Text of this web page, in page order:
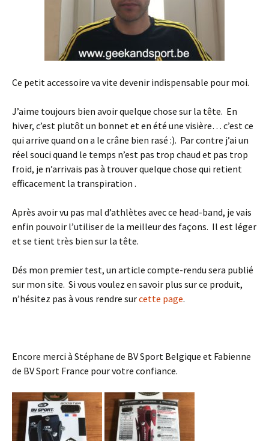
Ce petit accessoire va vite devenir indispensable pour moi.
J’aime toujours bien avoir quelque chose sur la tête. En
hiver, c’est plutôt un bonnet et en été une visière… c’est ce
qui arrive quand on a le crâne bien rasé :). Par contre j’ai un
réel souci quand le temps n’est pas trop chaud et pas trop
froid, je n’arrivais pas à trouver quelque chose qui retient
efficacement la transpiration .
Après avoir vu pas mal d’athlètes avec ce head-band, je vais
enfin pouvoir l’utiliser de la meilleur des façons. Il est léger
et se tient très bien sur la tête.
Dés mon premier test, un article compte-rendu sera publié
sur mon site. Si vous voulez en savoir plus sur ce produit,
n’hésitez pas à vous rendre surcette page.
Encore merci à Stéphane de BV Sport Belgique et Fabienne
de BV Sport France pour votre confiance.